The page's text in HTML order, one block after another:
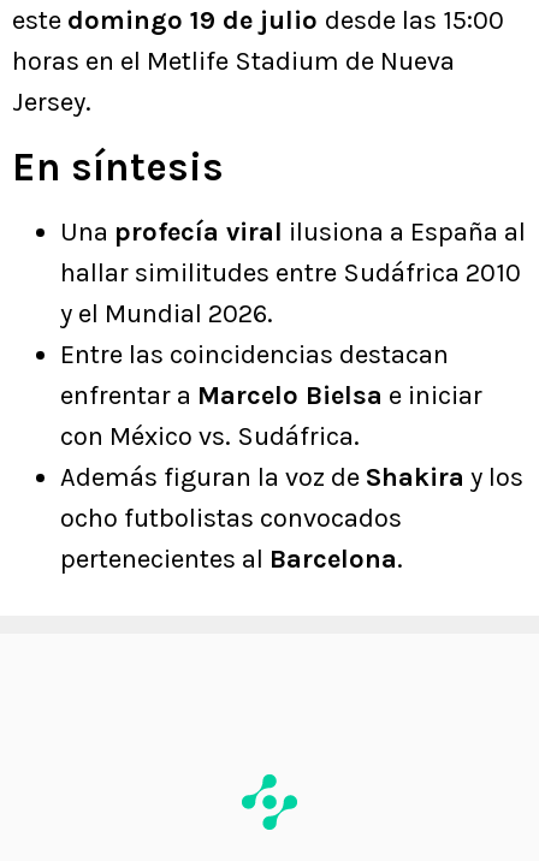
este domingo 19 de julio desde las 15:00
horas en el Metlife Stadium de Nueva
Jersey.
En síntesis
Una profecía viral ilusiona a España al
hallar similitudes entre Sudáfrica 2010
y el Mundial 2026.
Entre las coincidencias destacan
enfrentar a Marcelo Bielsa e iniciar
con México vs. Sudáfrica.
Además figuran la voz de Shakira y los
ocho futbolistas convocados
pertenecientes al Barcelona.